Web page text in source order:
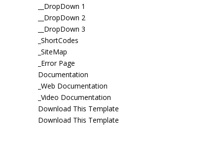
__DropDown 1
__DropDown 2
__DropDown 3
_ShortCodes
_SiteMap
_Error Page
Documentation
_Web Documentation
_Video Documentation
Download This Template
Download This Template